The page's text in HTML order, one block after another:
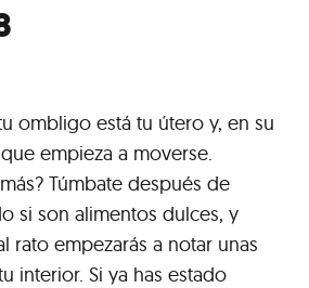
ombligo está tu útero y, en su
empieza a moverse.
Túmbate después de
si son alimentos dulces, y
rato empezarás a notar unas
interior. Si ya has estado